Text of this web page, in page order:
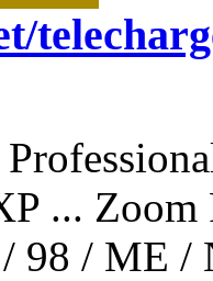
... Zoom
98 / ME /